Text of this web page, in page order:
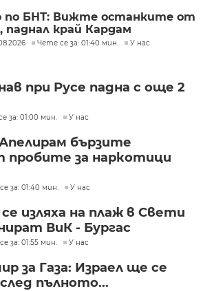
по БНТ: Вижте останките от
паднал край Кардам
Чете се за: 01:40 мин. У нас
при Русе падна с още 2
за: 01:00 мин. У нас
бързите
пробите за наркотици
за: 01:40 мин. У нас
изляха на плаж в Свети
ВиК - Бургас
за: 01:55 мин. У нас
за Газа: Израел ще се
пълното...